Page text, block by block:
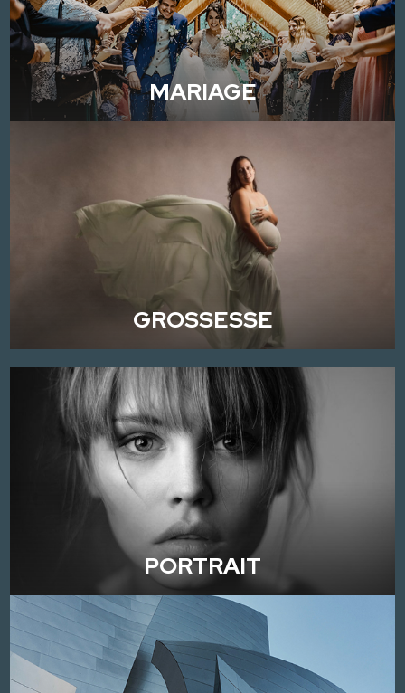
MARIAGE
GROSSESSE
PORTRAIT